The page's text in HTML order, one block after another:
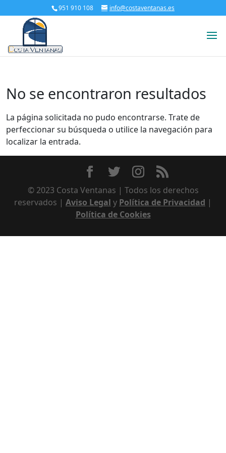
951 910 108 info@costaventanas.es
No se encontraron resultados
La página solicitada no pudo encontrarse. Trate de
perfeccionar su búsqueda o utilice la navegación para
localizar la entrada.
© 2023 Costa Ventanas | Todos los derechos
reservados | Aviso Legal y Política de Privacidad |
Política de Cookies